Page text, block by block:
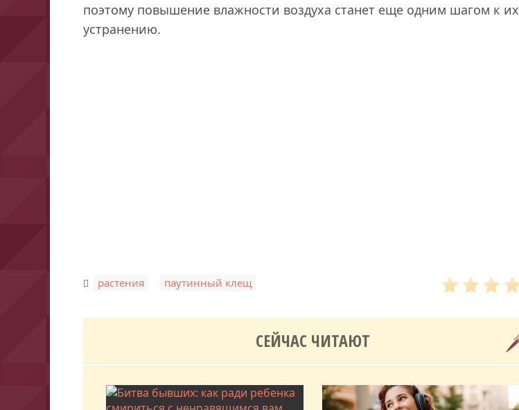
поэтому повышение влажности воздуха станет еще одним шагом к их
устранению.
растения паутинный клещ
СЕЙЧАС ЧИТАЮТ